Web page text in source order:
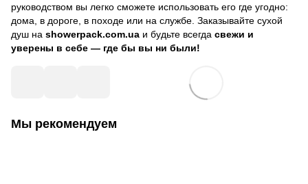
руководством вы легко сможете использовать его где угодно:
дома, в дороге, в походе или на службе. Заказывайте сухой
душ на showerpack.com.ua и будьте всегда свежи и
уверены в себе — где бы вы ни были!
Мы рекомендуем